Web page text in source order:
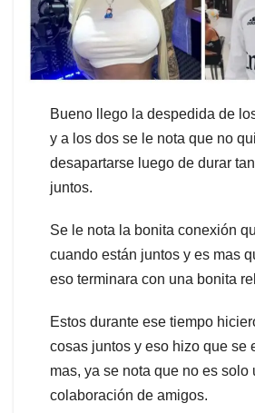
Bueno llego la despedida de
y a los dos se le nota que no
desapartarse luego de durar
juntos.
Se le nota la bonita conexión
cuando están juntos y es mas
eso terminara con una bonita
Estos durante ese tiempo
cosas juntos y eso hizo que se
mas, ya se nota que no es solo
colaboración de amigos.